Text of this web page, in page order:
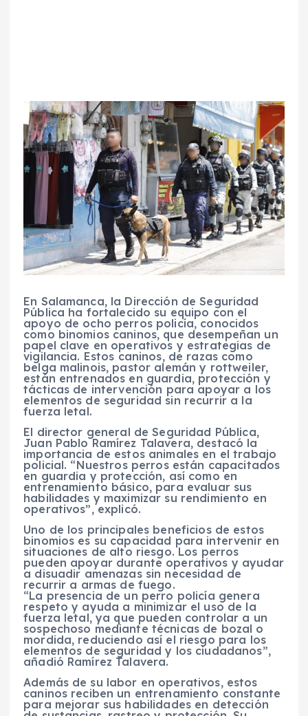
En Salamanca, la Dirección de Seguridad
Pública ha fortalecido su equipo con el
apoyo de ocho perros policía, conocidos
como binomios caninos, que desempeñan un
papel clave en operativos y estrategias de
vigilancia. Estos caninos, de razas como
belga malinois, pastor alemán y rottweiler,
están entrenados en guardia, protección y
tácticas de intervención para apoyar a los
elementos de seguridad sin recurrir a la
fuerza letal.
El director general de Seguridad Pública,
Juan Pablo Ramírez Talavera, destacó la
importancia de estos animales en el trabajo
policial. “Nuestros perros están capacitados
en guardia y protección, así como en
entrenamiento básico, para evaluar sus
habilidades y maximizar su rendimiento en
operativos”, explicó.
Uno de los principales beneficios de estos
binomios es su capacidad para intervenir en
situaciones de alto riesgo. Los perros
pueden apoyar durante operativos y ayudar
a disuadir amenazas sin necesidad de
recurrir a armas de fuego.
“La presencia de un perro policía genera
respeto y ayuda a minimizar el uso de la
fuerza letal, ya que pueden controlar a un
sospechoso mediante técnicas de bozal o
mordida, reduciendo así el riesgo para los
elementos de seguridad y los ciudadanos”,
añadió Ramírez Talavera.
Además de su labor en operativos, estos
caninos reciben un entrenamiento constante
para mejorar sus habilidades en detección